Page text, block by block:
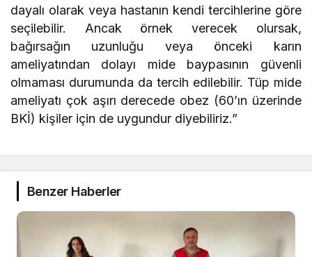
dayalı olarak veya hastanın kendi tercihlerine göre
seçilebilir. Ancak örnek verecek olursak,
bağırsağın uzunluğu veya önceki karın
ameliyatından dolayı mide baypasının güvenli
olmaması durumunda da tercih edilebilir. Tüp mide
ameliyatı çok aşırı derecede obez (60’ın üzerinde
BKİ) kişiler için de uygundur diyebiliriz.”
Benzer Haberler